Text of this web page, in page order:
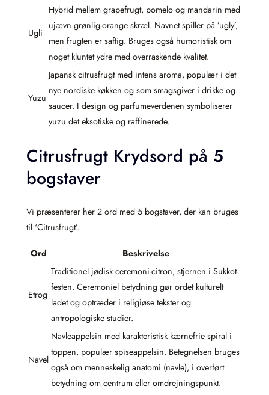
Ugli
Hybrid mellem grapefrugt, pomelo og mandarin med
ujævn grønlig-orange skræl. Navnet spiller på ’ugly’,
men frugten er saftig. Bruges også humoristisk om
noget kluntet ydre med overraskende kvalitet.
Yuzu
Japansk citrusfrugt med intens aroma, populær i det
nye nordiske køkken og som smagsgiver i drikke og
saucer. I design og parfumeverdenen symboliserer
yuzu det eksotiske og raffinerede.
Citrusfrugt Krydsord på 5
bogstaver
Vi præsenterer her 2 ord med 5 bogstaver, der kan bruges
til ‘Citrusfrugt’.
Ord Beskrivelse
Etrog
Traditionel jødisk ceremoni-citron, stjernen i Sukkot-
festen. Ceremoniel betydning gør ordet kulturelt
ladet og optræder i religiøse tekster og
antropologiske studier.
Navel
Navleappelsin med karakteristisk kærnefrie spiral i
toppen, populær spiseappelsin. Betegnelsen bruges
også om menneskelig anatomi (navle), i overført
betydning om centrum eller omdrejningspunkt.